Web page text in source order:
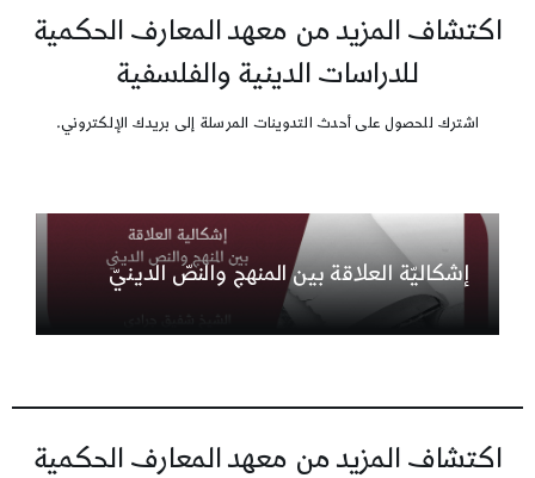
اكتشاف المزيد من معهد المعارف الحكمية
للدراسات الدينية والفلسفية
اشترك للحصول على أحدث التدوينات المرسلة إلى بريدك الإلكتروني.
إشكاليّة العلاقة بين المنهج والنصّ الدينيّ
اكتشاف المزيد من معهد المعارف الحكمية